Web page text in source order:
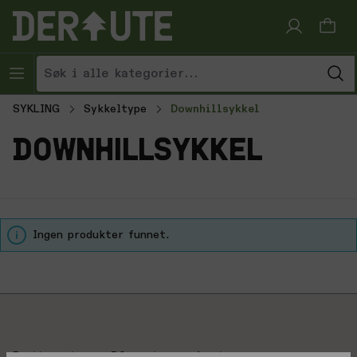
Hopp til innhold
SYKLING Sykkeltype Downhillsykkel
downhillsykkel
Ingen produkter funnet.